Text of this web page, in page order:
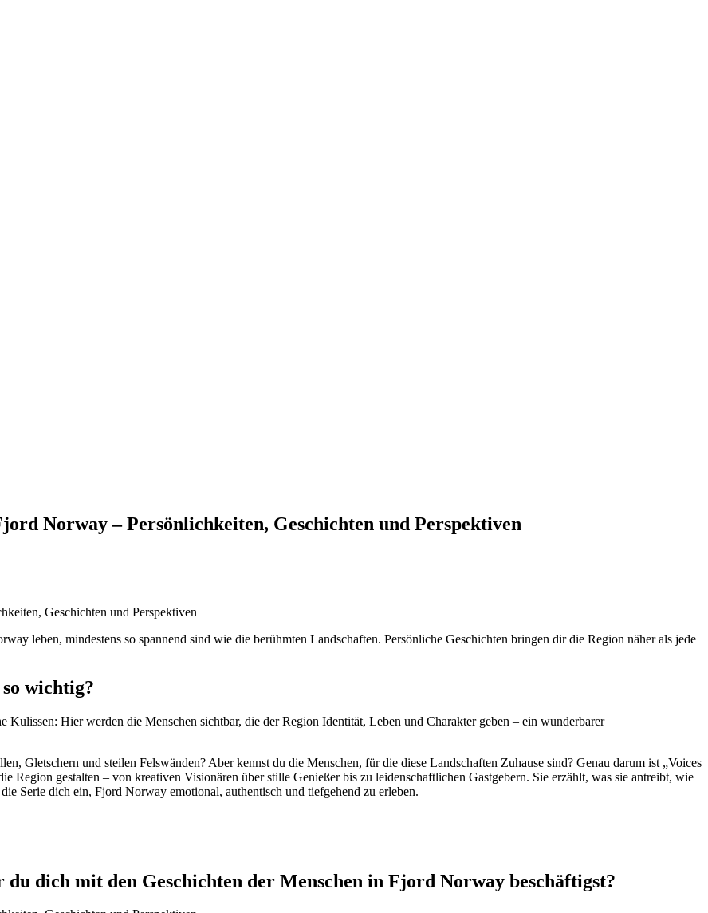
Norway – Persönlichkeiten, Geschichten und Perspektiven
leben, mindestens so spannend sind wie die berühmten Landschaften. Persönliche Geschichten bringen dir die Region näher als jede
wichtig?
Kulissen: Hier werden die Menschen sichtbar, die der Region Identität, Leben und Charakter geben – ein wunderbarer
Gletschern und steilen Felswänden? Aber kennst du die Menschen, für die diese Landschaften Zuhause sind? Genau darum ist „Voices
Region gestalten – von kreativen Visionären über stille Genießer bis zu leidenschaftlichen Gastgebern. Sie erzählt, was sie antreibt, wie
Serie dich ein, Fjord Norway emotional, authentisch und tiefgehend zu erleben.
dich mit den Geschichten der Menschen in Fjord Norway beschäftigst?